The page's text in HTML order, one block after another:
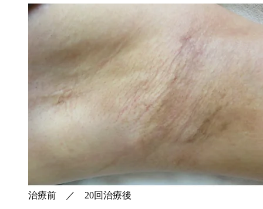
治療前 ／ 20回治療後